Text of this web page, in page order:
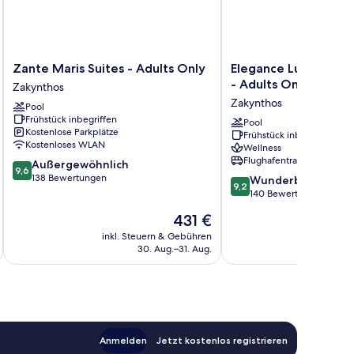
Zante
Maris
Suites
-
Adults
Only
Zakynthos
Zante Maris Suites - Adults Only
Zakynthos
Pool
Frühstück inbegriffen
Kostenlose Parkplätze
Kostenloses WLAN
9.6
von
9,6 Außergewöhnlich
138 Bewertungen
Der
Preis
beträgt
431 €
inkl. Steuern & Gebühren
30. Aug.–31. Aug.
Elegance
Luxury
Suites
-
Adults
Only
Zakynthos
Elegance Luxury
- Adults Only
Zakynthos
Pool
Frühstück inbegriffen
Wellness
Flughafentransfer
9.2
von
9,2 Wunderbar
140 Bewertungen
Anmelden Jetzt kostenlos registrieren